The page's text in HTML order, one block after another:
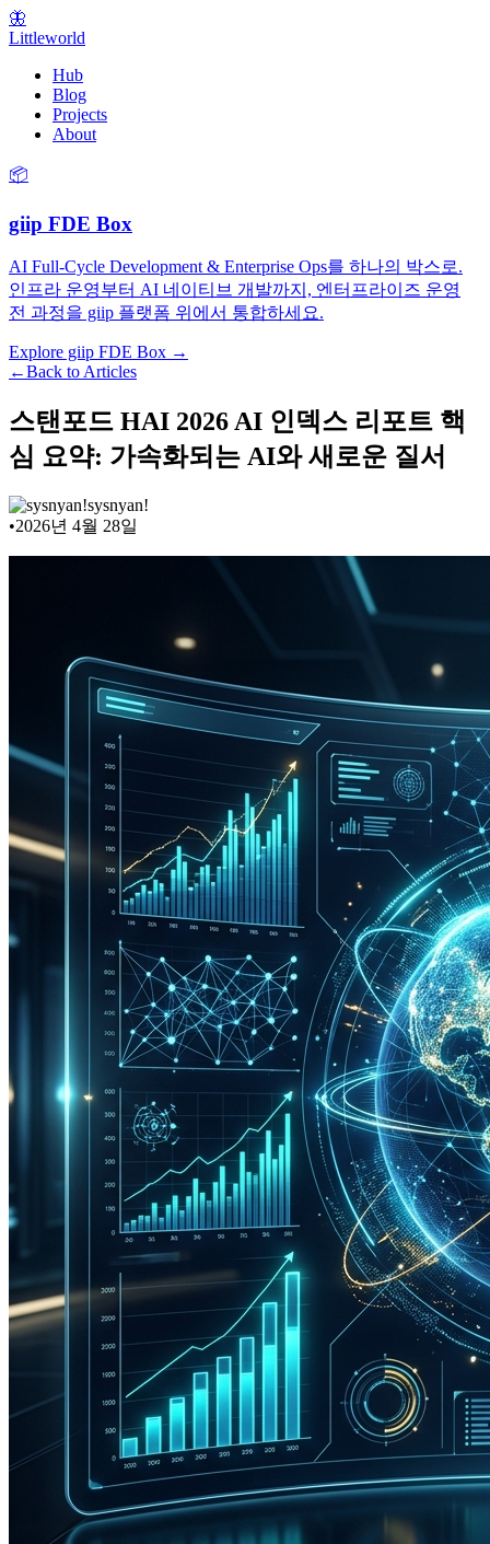
🦋
Littleworld
Hub
Blog
Projects
About
📦
giip FDE Box
AI Full-Cycle Development & Enterprise Ops를 하나의 박스로.
인프라 운영부터 AI 네이티브 개발까지, 엔터프라이즈 운영
전 과정을 giip 플랫폼 위에서 통합하세요.
Explore giip FDE Box →
←Back to Articles
스탠포드 HAI 2026 AI 인덱스 리포트 핵
심 요약: 가속화되는 AI와 새로운 질서
sysnyan!
•2026년 4월 28일